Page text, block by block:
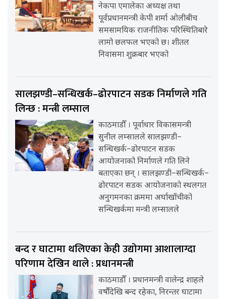
नेकपा एमालेका अध्यक्ष तथा
पूर्वप्रधानमन्त्री केपी शर्मा ओलीबीच
समसामयिक राजनीतिक परिस्थितिबारे
लामो छलफल भएको छ। शीतल
निवासमा शुक्रबार भएको
सालझण्डी–सन्धिखर्क–ढोरपाटन सडक निर्माणले गति
लिन्छ : मन्त्री लम्साल
काठमाडौँ । पूर्वाधार विकासमन्त्री
सुनील लम्सालले सालझण्डी–
सन्धिखर्क–ढोरपाटन सडक
आयोजनाको निर्माणले गति लिने
बताएका छन् । सालझण्डी–सन्धिखर्क–
ढोरपाटन सडक आयोजनाको स्थलगत
अनुगमनका क्रममा अर्घाखाँचीको
सन्धिखर्कमा मन्त्री लम्सालले
बन्द र घाटामा थलिएका केही उद्योगमा आशालाग्दा
परिणाम देखिन थाले : प्रधानमन्त्री
काठमाडौँ । प्रधानमन्त्री वालेन्द्र शाहले
वर्षौंदेखि बन्द रहेका, निरन्तर घाटामा